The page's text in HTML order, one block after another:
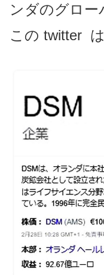
ンダのグロー
この twitter